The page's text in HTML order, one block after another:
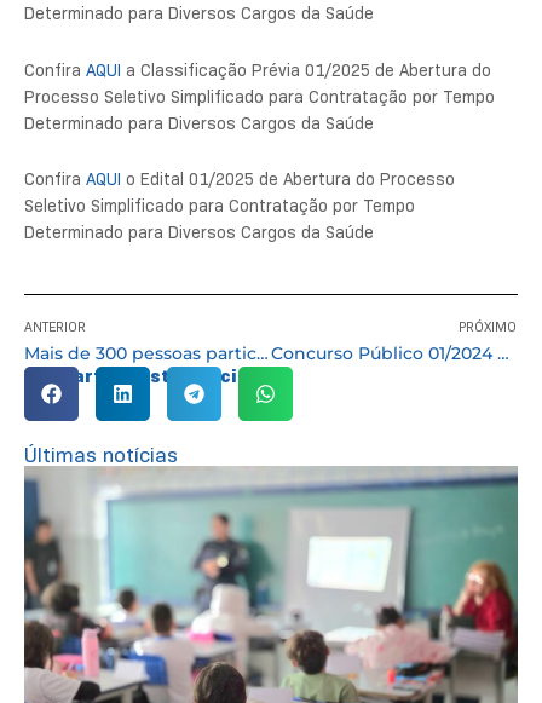
Determinado para Diversos Cargos da Saúde
Confira AQUI a Classificação Prévia 01/2025 de Abertura do
Processo Seletivo Simplificado para Contratação por Tempo
Determinado para Diversos Cargos da Saúde
Confira AQUI o Edital 01/2025 de Abertura do Processo
Seletivo Simplificado para Contratação por Tempo
Determinado para Diversos Cargos da Saúde
ANTERIOR
Mais de 300 pessoas participam de Feirão de Emprego
PRÓXIMO
Concurso Público 01/2024 – Guarda Civil
Compartilhe esta notícia:
Últimas notícias